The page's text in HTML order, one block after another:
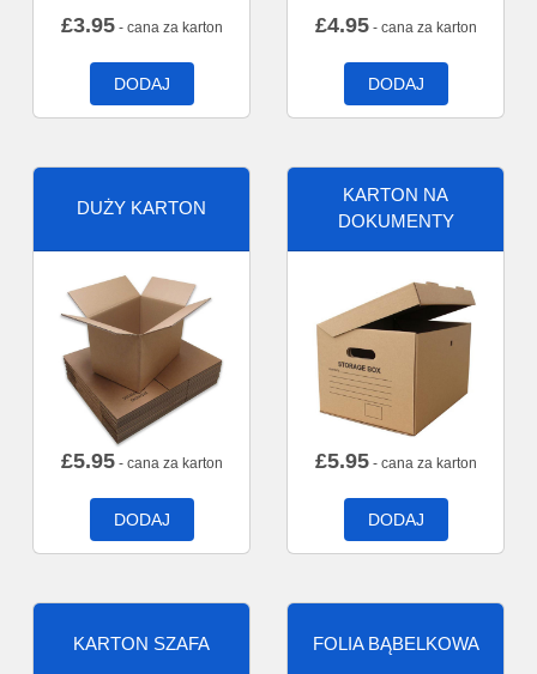
£3.95- cana za karton
DODAJ
£4.95- cana za karton
DODAJ
DUŻY KARTON
£5.95- cana za karton
DODAJ
KARTON NA
DOKUMENTY
£5.95- cana za karton
DODAJ
KARTON SZAFA FOLIA BĄBELKOWA